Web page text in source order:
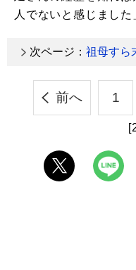
人でないと感じました
次ページ： 祖母すら
前へ 1